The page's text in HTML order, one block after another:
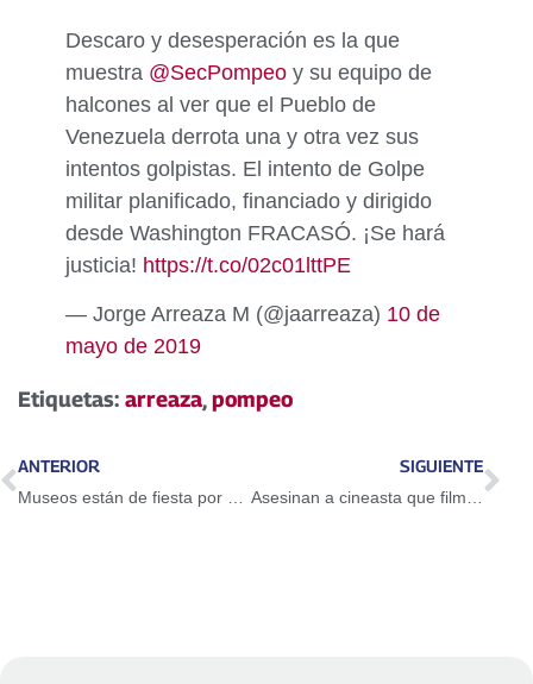
Descaro y desesperación es la que
muestra @SecPompeo y su equipo de
halcones al ver que el Pueblo de
Venezuela derrota una y otra vez sus
intentos golpistas. El intento de Golpe
militar planificado, financiado y dirigido
desde Washington FRACASÓ. ¡Se hará
justicia! https://t.co/02c01lttPE
— Jorge Arreaza M (@jaarreaza) 10 de
mayo de 2019
Etiquetas: arreaza,pompeo
ANTERIOR
Museos están de fiesta por el Día Nacional del Artista Plástico
SIGUIENTE
Asesinan a cineasta que filmaba sobre violencia en Colombia